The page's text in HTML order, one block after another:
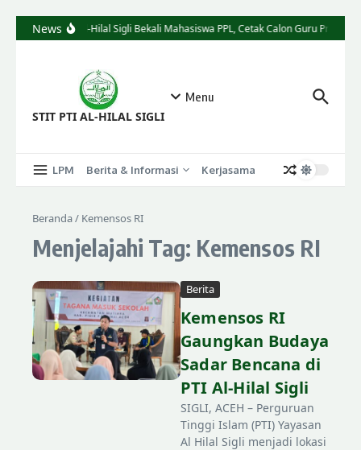
NewsSTIT Al-Hilal Sigli Bekali Mahasiswa PPL, Cetak Calon Guru
STIT PTI AL-HILAL SIGLI
Menu
LPM Berita & Informasi Kerjasama
Beranda/ Kemensos RI
Menjelajahi Tag: Kemensos RI
Berita
Kemensos RI
Gaungkan Budaya
Sadar Bencana di
PTI Al-Hilal Sigli
SIGLI, ACEH – Perguruan
Tinggi Islam (PTI) Yayasan
Al Hilal Sigli menjadi lokasi